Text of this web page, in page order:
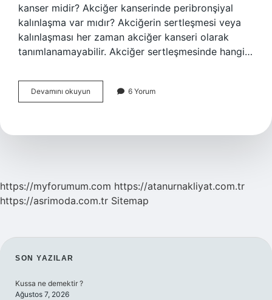
kanser midir? Akciğer kanserinde peribronşiyal
kalınlaşma var mıdır? Akciğerin sertleşmesi veya
kalınlaşması her zaman akciğer kanseri olarak
tanımlanamayabilir. Akciğer sertleşmesinde hangi…
Devamını okuyun
Sertleşmesi
6 Yorum
https://myforumum.com https://atanurnakliyat.com.tr
https://asrimoda.com.tr Sitemap
SIDEBAR
SON YAZILAR
Kussa ne demektir ?
Ağustos 7, 2026